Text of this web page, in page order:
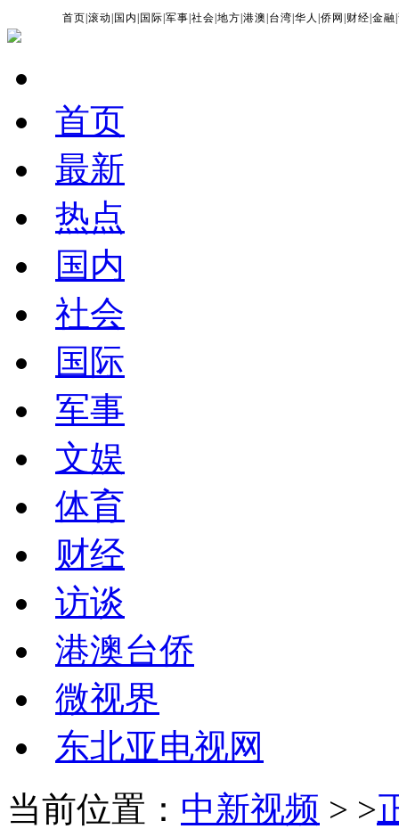
首页 |滚动 国内 国际 |军事 |社会 |地方 |港澳 台湾 |华人 |侨网 财经 |金融 |
首页
最新
热点
国内
社会
国际
军事
文娱
体育
财经
访谈
港澳台侨
微视界
东北亚电视网
当前位置： 中新视频 > >